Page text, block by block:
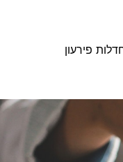
פירעון